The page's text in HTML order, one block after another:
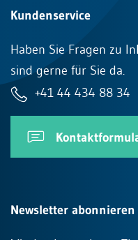
Kundenservice
Haben Sie Fragen zu
sind gerne für Sie da.
+41 44 434 88 34
Newsletter abonnieren